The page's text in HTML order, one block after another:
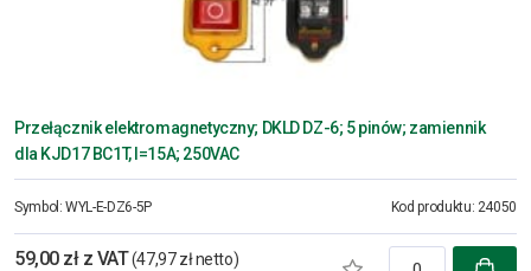
Przełącznik elektromagnetyczny; DKLD DZ-6; 5 pinów; zamiennik
dla KJD17 BC1T, I=15A; 250VAC
Symbol:WYL-E-DZ6-5P Kod produktu: 24050
59,00 zł z VAT(47,97 zł netto)